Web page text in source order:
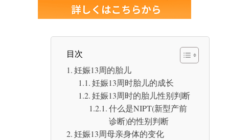
妊娠13周时超声显示唐氏综合症的迹象
产前诊断可以显示从妊娠10周开始的唐氏综合
NIPT(新型产前诊断)是什么
为迎接妊娠10周到来请考虑Hiro诊所NIPT
目次
妊娠13周的胎儿
妊娠13周时胎儿的成长
妊娠13周时的胎儿性别判断
什么是NIPT(新型产前
诊断)的性别判断
妊娠13周母亲身体的变化